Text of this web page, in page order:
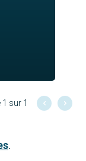
1 sur 1
.